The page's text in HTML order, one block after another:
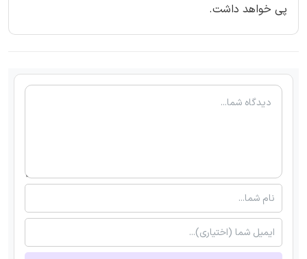
پی خواهد داشت.